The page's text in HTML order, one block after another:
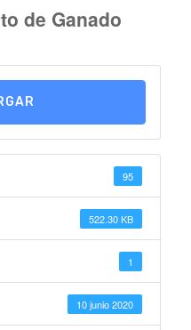
de Ganado
95
522.30 KB
1
10 junio 2020